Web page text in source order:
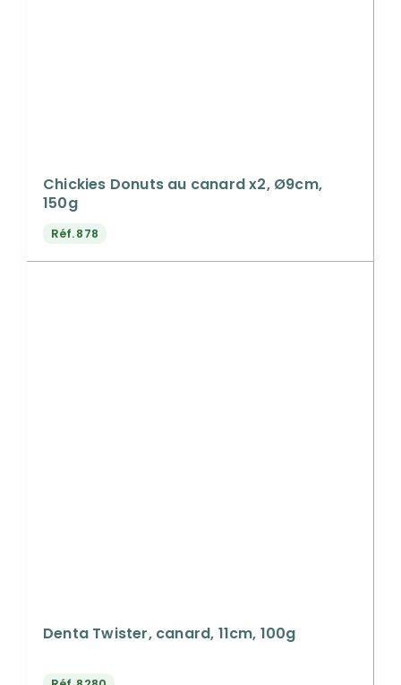
Chickies Donuts au canard x2, Ø9cm,
150g
Réf.878
Denta Twister, canard, 11cm, 100g